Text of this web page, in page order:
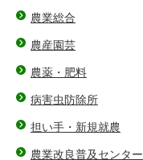
農業総合
農産園芸
農薬・肥料
病害虫防除所
担い手・新規就農
農業改良普及センター